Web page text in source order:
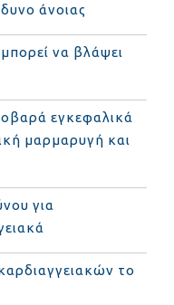
άνοιας
να βλάψει
εγκεφαλικά
μαρμαρυγή και
για
το